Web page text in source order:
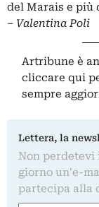
del Marais e più
– Valentina Poli
Artribune è
cliccare qui
sempre
Lettera, la
Non
giorno un'e-
partecipa alla